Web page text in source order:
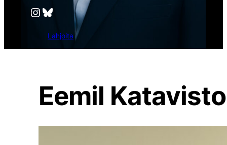
Instagram Bluesky
Lahjoita
Eemil Katavisto